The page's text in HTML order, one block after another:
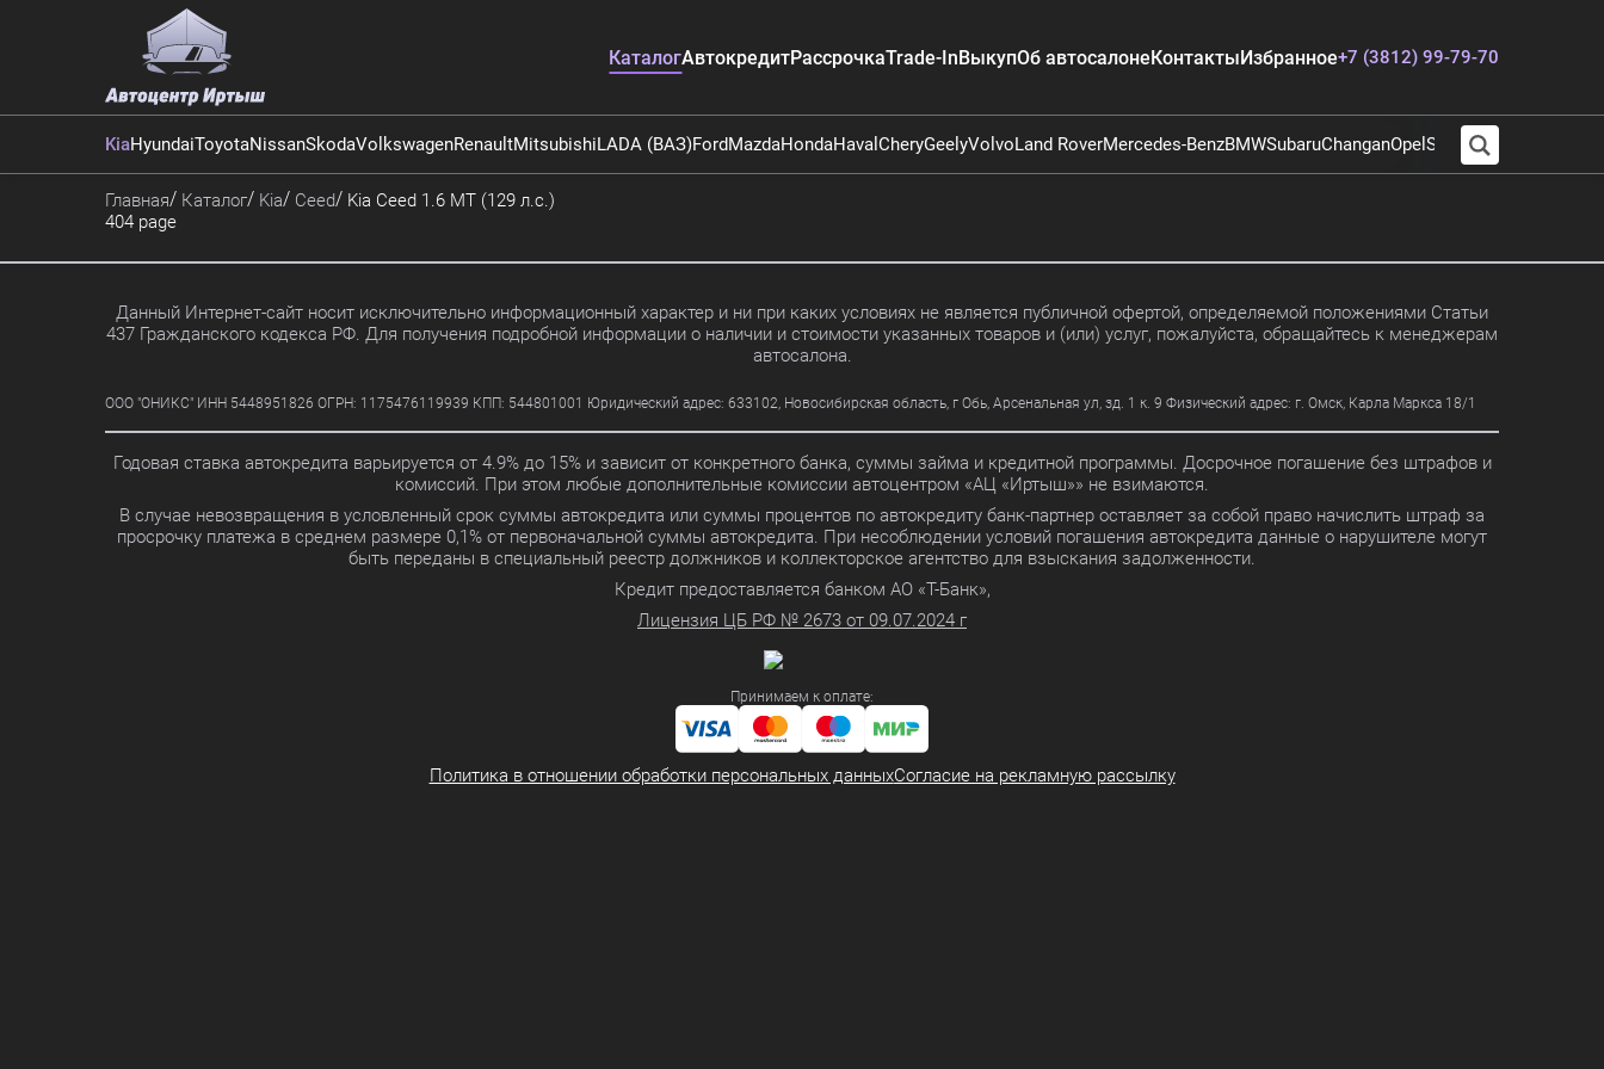
КаталогАвтокредитРассрочкаTrade-InВыкупОб автосалонеКонтактыИзбранное+7 (3812) 99-79-70
KiaHyundaiToyotaNissanSkodaVolkswagenRenaultMitsubishiLADA (ВАЗ)FordMazdaHondaHaval CheryGeelyVolvoLand RoverMercedes-BenzBMWSubaruChanganOpel SuzukiAudi
Главная Каталог Kia Ceed
Kia Ceed 1.6 MT (129 л.с.)
404 page
Данный Интернет-сайт носит исключительно информационный характер и ни при каких условиях не является публичной офертой, определяемой положениями Статьи
437 Гражданского кодекса РФ. Для получения подробной информации о наличии и стоимости указанных товаров и (или) услуг, пожалуйста, обращайтесь к менеджерам
автосалона.
ООО "ОНИКС" ИНН 5448951826 ОГРН: 1175476119939 КПП: 544801001 Юридический адрес: 633102, Новосибирская область, г Обь, Арсенальная ул, зд. 1 к. 9 Физический адрес: г. Омск, Карла Маркса 18/1
Годовая ставка автокредита варьируется от 4.9% до 15% и зависит от конкретного банка, суммы займа и кредитной программы. Досрочное погашение без штрафов и
комиссий. При этом любые дополнительные комиссии автоцентром «АЦ «Иртыш»» не взимаются.
В случае невозвращения в условленный срок суммы автокредита или суммы процентов по автокредиту банк-партнер оставляет за собой право начислить штраф за
просрочку платежа в среднем размере 0,1% от первоначальной суммы автокредита. При несоблюдении условий погашения автокредита данные о нарушителе могут
быть переданы в специальный реестр должников и коллекторское агентство для взыскания задолженности.
Кредит предоставляется банком АО «Т-Банк»,
Лицензия ЦБ РФ № 2673 от 09.07.2024 г
Принимаем к оплате:
Политика в отношении обработки персональных данныхСогласие на рекламную рассылку